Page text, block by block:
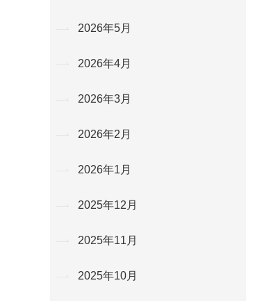
2026年5月
2026年4月
2026年3月
2026年2月
2026年1月
2025年12月
2025年11月
2025年10月